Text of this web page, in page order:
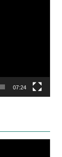
07:24